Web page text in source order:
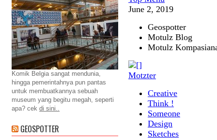
Komik Belgia sangat mendunia,
hingga pemerintahnya pun pantas
untuk membuatkannya sebuah
museum yang begitu megah, seperti
apa? cek di sini..
GEOSPOTTER